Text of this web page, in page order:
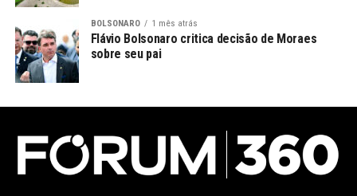
BOLSONARO 1 mês atrás
Flávio Bolsonaro critica decisão de Moraes
sobre seu pai